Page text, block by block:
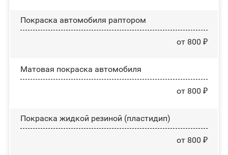
Покраска автомобиля раптором
от 800 ₽
Матовая покраска автомобиля
от 800 ₽
Покраска жидкой резиной (пластидип)
от 800 ₽